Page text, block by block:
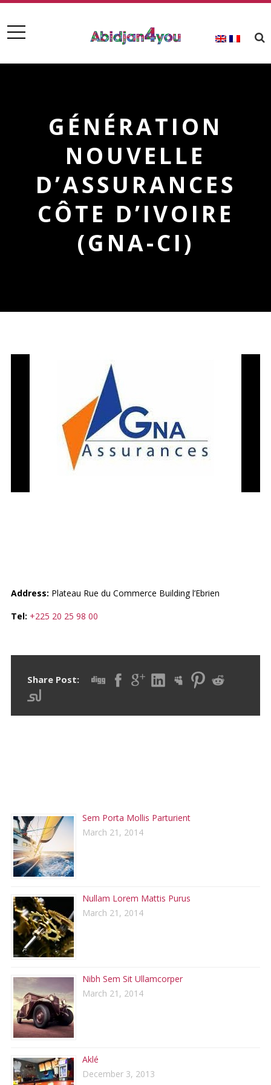
GÉNÉRATION
NOUVELLE
D’ASSURANCES
CÔTE D’IVOIRE
(GNA-CI)
Address: Plateau Rue du Commerce Building l’Ebrien
Tel: +225 20 25 98 00
Share Post:
Sem Porta Mollis Parturient
March 21, 2014
Nullam Lorem Mattis Purus
March 21, 2014
Nibh Sem Sit Ullamcorper
March 21, 2014
Aklé
December 3, 2013